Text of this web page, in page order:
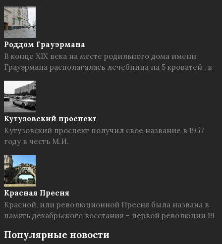
Роддом Грауэрмана
В конце XIX века на месте родильного дома имени
Грауэрмана располагалась лечебница на 5 кроватей , в
Кутузовский проспект
Кутузовский проспект получил свое название в 1957
году в честь М.И.
Красная Пресня
Красной, или революционной Пресня была названа в
память декабрьского восстания – первой революции 19
Популярные новости